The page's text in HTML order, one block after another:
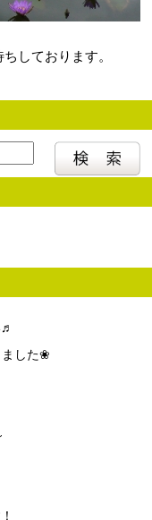
しております。
ました❀